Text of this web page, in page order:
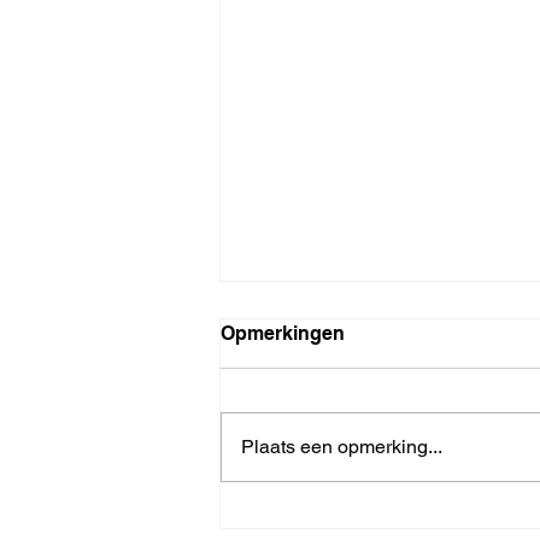
Opmerkingen
Plaats een opmerking...